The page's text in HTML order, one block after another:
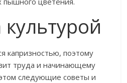
капризностью, поэтому
труда и начинающему
следующие советы и